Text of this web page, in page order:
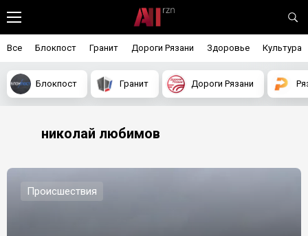
Все Блокпост Гранит Дороги Рязани Здоровье Культура
Блокпост Гранит Дороги Рязани
николай любимов
Происшествия